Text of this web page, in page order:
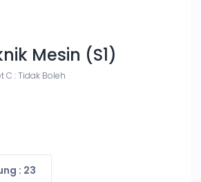
Mesin (S1)
C : Tidak Boleh
: 23